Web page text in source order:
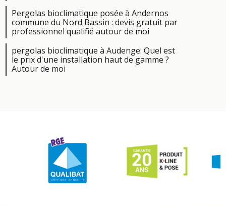
Pergolas bioclimatique posée à Andernos
commune du Nord Bassin : devis gratuit par
professionnel qualifié autour de moi
pergolas bioclimatique à Audenge: Quel est
le prix d'une installation haut de gamme ?
Autour de moi